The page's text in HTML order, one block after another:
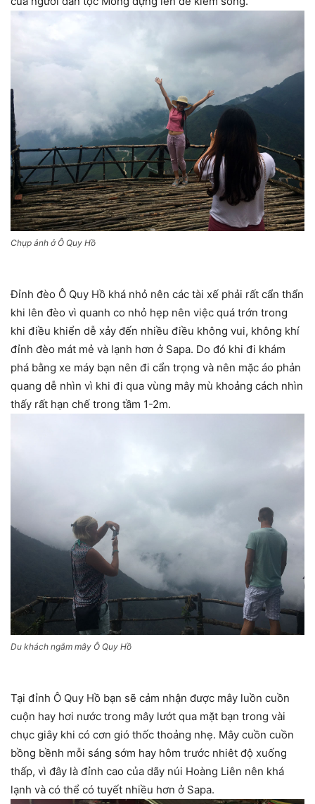
Chụp ảnh ở Ô Quy Hồ
Đỉnh đèo Ô Quy Hồ khá nhỏ nên các tài xế phải rất cẩn thẩn
khi lên đèo vì quanh co nhỏ hẹp nên việc quá trớn trong
khi điều khiển dễ xảy đến nhiều điều không vui, không khí
đỉnh đèo mát mẻ và lạnh hơn ở Sapa. Do đó khi đi khám
phá bằng xe máy bạn nên đi cẩn trọng và nên mặc áo phản
quang dễ nhìn vì khi đi qua vùng mây mù khoảng cách nhìn
thấy rất hạn chế trong tầm 1-2m.
Du khách ngắm mây Ô Quy Hồ
Tại đỉnh Ô Quy Hồ bạn sẽ cảm nhận được mây luồn cuồn
cuộn hay hơi nước trong mây lướt qua mặt bạn trong vài
chục giây khi có cơn gió thốc thoảng nhẹ. Mây cuồn cuồn
bồng bềnh mỗi sáng sớm hay hôm trước nhiêt độ xuống
thấp, vì đây là đỉnh cao của dãy núi Hoàng Liên nên khá
lạnh và có thể có tuyết nhiều hơn ở Sapa.